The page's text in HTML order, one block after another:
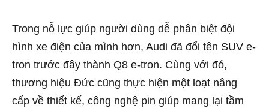
Trong nỗ lực giúp người dùng dễ phân biệt đội
hình xe điện của mình hơn, Audi đã đổi tên SUV e-
tron trước đây thành Q8 e-tron. Cùng với đó,
thương hiệu Đức cũng thực hiện một loạt nâng
cấp về thiết kế, công nghệ pin giúp mang lại tầm